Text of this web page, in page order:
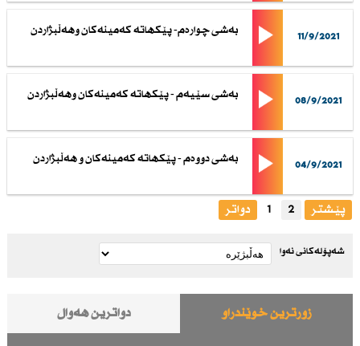
11/9/2021
بەشی چوارەم- پێكهاتە كەمینەكان وهەڵبژاردن
08/9/2021
بەشی سێیەم - پێكهاتە كەمینەكان وهەڵبژاردن
04/9/2021
بەشی دووەم - پێكهاتە كەمینەكان و هەڵبژاردن
پێشتر 1 2 دواتر
شەپۆلەکانی نەوا
زۆرترین خوێندراو دواترین هەواڵ